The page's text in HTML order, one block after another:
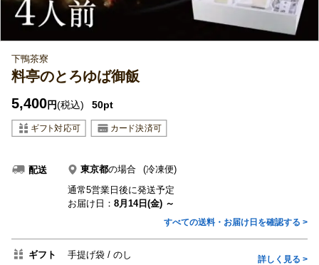
下鴨茶寮
料亭のとろゆば御飯
5,400円(税込) 50pt
配送 東京都の場合
(冷凍便)
通常5営業日後に発送予定
お届け日： 8月14日(金) ～
すべての送料・お届け日を確認する >
ギフト 手提げ袋 のし 詳しく見る >